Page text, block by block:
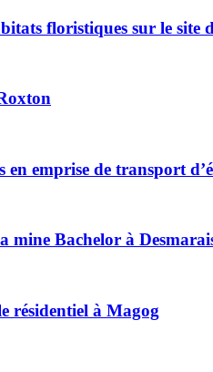
floristiques sur le
emprise de transport
mine Bachelor à
résidentiel à Magog